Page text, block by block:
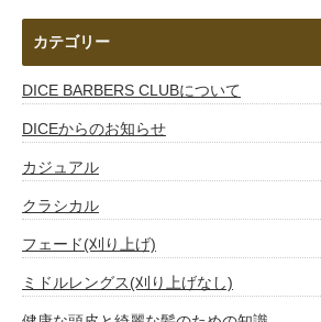
カテゴリー
DICE BARBERS CLUBについて
DICEからのお知らせ
カジュアル
クラシカル
フェード(刈り上げ)
ミドルレングス(刈り上げなし)